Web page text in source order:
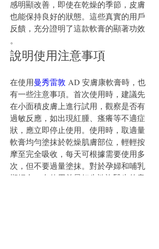
感明顯改善，即使在乾燥的季節，皮膚
也能保持良好的狀態。這些真實的用戶
反饋，充分證明了這款軟膏的顯著功效
。
說明使用注意事項
在使用曼秀雷敦 AD 安膚康軟膏時，也
有一些注意事項。首次使用時，建議先
在小面積皮膚上進行試用，觀察是否有
過敏反應，如出現紅腫、瘙癢等不適症
狀，應立即停止使用。使用時，取適量
軟膏均勻塗抹於乾燥肌膚部位，輕輕按
摩至完全吸收，每天可根據需要使用多
次，但不要過量塗抹。對於孕婦和哺乳
期婦女，在使用前最好先諮詢醫生的意